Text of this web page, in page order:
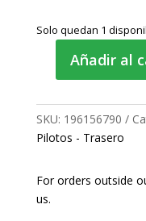
Solo quedan 1
cantidad
Añadir al
SKU: 196156790
Pilotos - Trasero
For orders outside
us.